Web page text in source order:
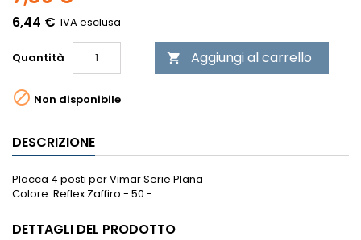
6,44 € IVA esclusa
Quantità  Aggiungi al carrello
 Non disponibile
DESCRIZIONE
Placca 4 posti per Vimar Serie Plana
Colore: Reflex Zaffiro - 50 -
DETTAGLI DEL PRODOTTO